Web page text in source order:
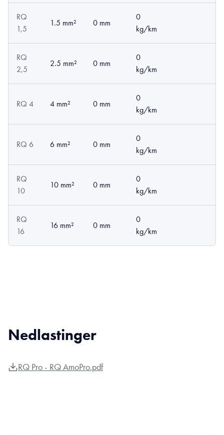
RQ
1,5
1.5 mm² 0 mm
0
kg/km
RQ
2,5
2.5 mm² 0 mm
0
kg/km
RQ 4 4 mm² 0 mm
0
kg/km
RQ 6 6 mm² 0 mm
0
kg/km
RQ
10
10 mm² 0 mm
0
kg/km
RQ
16
16 mm² 0 mm
0
kg/km
Nedlastinger
RQ Pro - RQ AmoPro.pdf